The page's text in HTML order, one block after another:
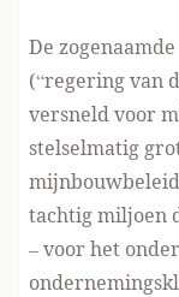
De
(“regering van
versneld voor
stelselmatig
tachtig miljoen
– voor het